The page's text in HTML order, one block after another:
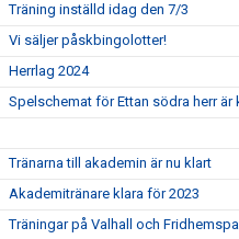
Träning inställd idag den 7/3
Vi säljer påskbingolotter!
Herrlag 2024
Spelschemat för Ettan södra herr är
Tränarna till akademin är nu klart
Akademitränare klara för 2023
Träningar på Valhall och